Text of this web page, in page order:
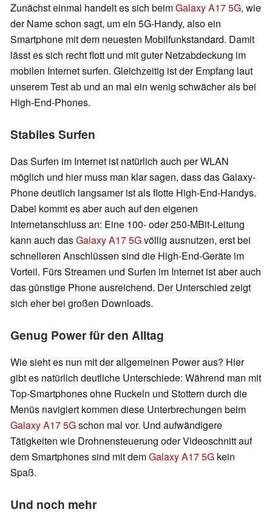
Zunächst einmal handelt es sich beimGalaxy A17 5G, wie
der Name schon sagt, um ein 5G-Handy, also ein
Smartphone mit dem neuesten Mobilfunkstandard. Damit
lässt es sich recht flott und mit guter Netzabdeckung im
mobilen Internet surfen. Gleichzeitig ist der Empfang laut
unserem Test ab und an mal ein wenig schwächer als bei
High-End-Phones.
Stabiles Surfen
Das Surfen im Internet ist natürlich auch per WLAN
möglich und hier muss man klar sagen, dass das Galaxy-
Phone deutlich langsamer ist als flotte High-End-Handys.
Dabei kommt es aber auch auf den eigenen
Internetanschluss an: Eine 100- oder 250-MBit-Leitung
kann auch dasGalaxy A17 5Gvöllig ausnutzen, erst bei
schnelleren Anschlüssen sind die High-End-Geräte im
Vorteil. Fürs Streamen und Surfen im Internet ist aber auch
das günstige Phone ausreichend. Der Unterschied zeigt
sich eher bei großen Downloads.
Genug Power für den Alltag
Wie sieht es nun mit der allgemeinen Power aus? Hier
gibt es natürlich deutliche Unterschiede: Während man mit
Top-Smartphones ohne Ruckeln und Stottern durch die
Menüs navigiert kommen diese Unterbrechungen beim
Galaxy A17 5Gschon mal vor. Und aufwändigere
Tätigkeiten wie Drohnensteuerung oder Videoschnitt auf
dem Smartphones sind mit demGalaxy A17 5G kein
Spaß.
Und noch mehr